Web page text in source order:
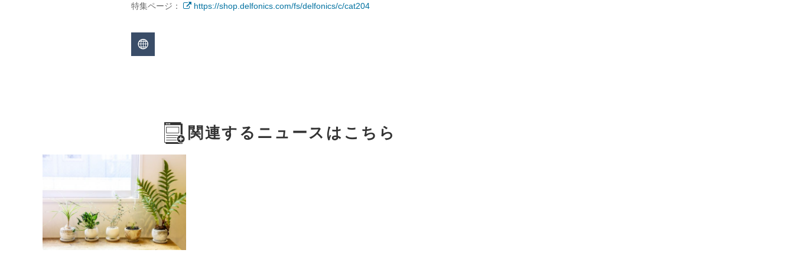
特集ページ：
https://shop.delfonics.com/fs/delfonics/c/cat204
関連するニュースはこちら